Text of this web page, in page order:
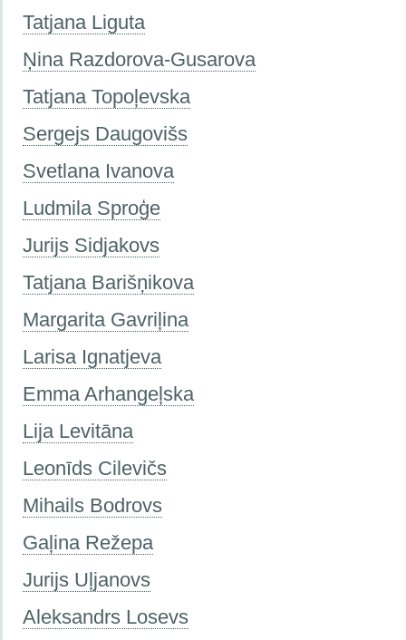
Tatjana Liguta
Ņina Razdorova-Gusarova
Tatjana Topoļevska
Sergejs Daugovišs
Svetlana Ivanova
Ludmila Sproģe
Jurijs Sidjakovs
Tatjana Barišņikova
Margarita Gavriļina
Larisa Ignatjeva
Emma Arhangeļska
Lija Levitāna
Leonīds Cilevičs
Mihails Bodrovs
Gaļina Režepa
Jurijs Uļjanovs
Aleksandrs Losevs